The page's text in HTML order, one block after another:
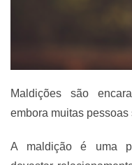
Maldições são
embora muitas pessoas
A maldição é uma